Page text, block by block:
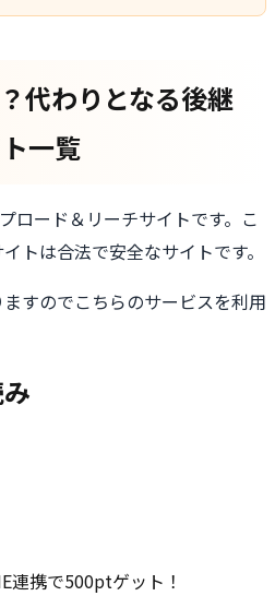
代わりとなる後継
一覧
ロード＆リーチサイトです。こ
トは合法で安全なサイトです。
すのでこちらのサービスを利用
連携で500ptゲット！